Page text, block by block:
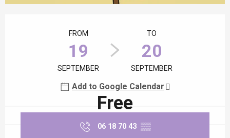
FROM
19
SEPTEMBER
TO
20
SEPTEMBER
Add to Google Calendar
Free
06 18 70 43 ▒▒